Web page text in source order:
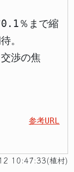
0.1％まで縮
。
渉の焦
参考URL
10:47:33(植村)